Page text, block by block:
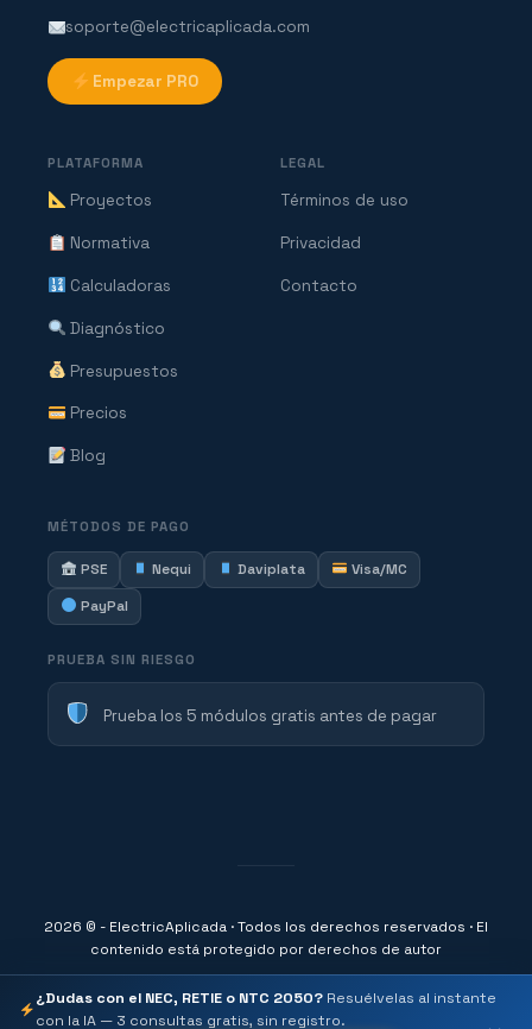
soporte@electricaplicada.com
Empezar PRO
PLATAFORMA
Proyectos
Normativa
Calculadoras
Diagnóstico
Presupuestos
Precios
Blog
LEGAL
Términos de uso
Privacidad
Contacto
MÉTODOS DE PAGO
PSE Nequi Daviplata
Visa/MC
PayPal
PRUEBA SIN RIESGO
Prueba los 5 módulos gratis antes de pagar
2026 © - ElectricAplicada · Todos los derechos reservados · El
contenido está protegido por derechos de autor
¿Dudas con el NEC, RETIE o NTC 2050? Resuélvelas al instante
con la IA — 3 consultas gratis, sin registro.